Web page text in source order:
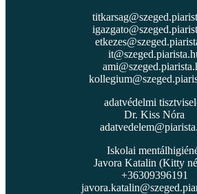
adatvédelmi
Dr. Kiss Nóra
Iskolai
Javora Katalin (Kitty
+36309396191